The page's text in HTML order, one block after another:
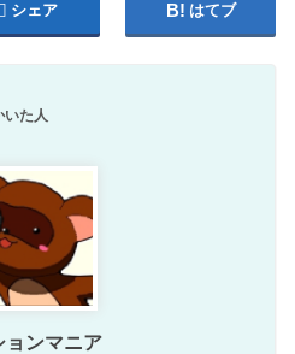
シェア はてブ
いた人
ョンマニア